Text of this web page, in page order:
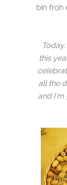
bin froh
this
all the
and I'm